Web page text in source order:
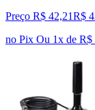
Preço R$ 42,21R$
no Pix Ou 1x de R$